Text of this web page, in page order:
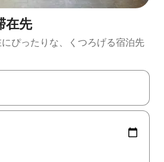
在先
ぴったりな、くつろげる宿泊先
ら、上下の矢印キーを使って移動するか